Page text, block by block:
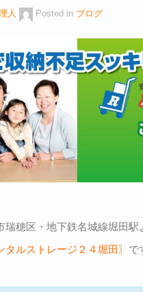
人 Posted in ブログ
瑞穂区・地下鉄名城線堀田駅
ルストレージ２４堀田〗 で